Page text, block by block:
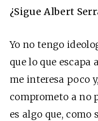
¿Sigue Albert
Yo no tengo
que lo que escapa
me interesa poco
comprometo a no
es algo que, como